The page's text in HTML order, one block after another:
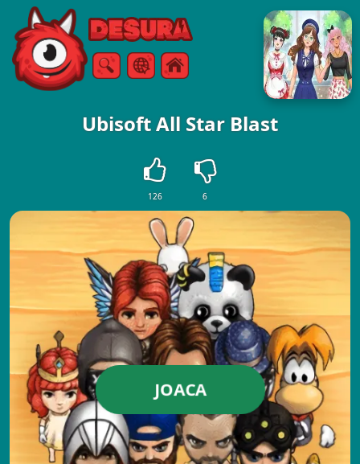
Free Online Games
CăutareMeniul
Ubisoft All Star Blast
126 6
JOACA